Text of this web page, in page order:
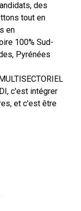
des
tout en
en
100% Sud-
Pyrénées
c'est intégrer
et c'est être